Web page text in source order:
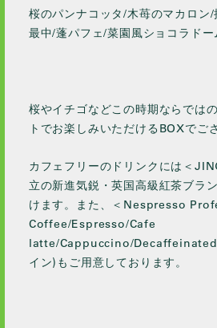
2021 / 8
2021 / 5
2021 / 4
2021 / 1
2020 / 12
2020 / 10
2020 / 9
桜のパンナコッタ/木苺のマカロン
最中/蓬パフェ/菜園風ショコラドー
桜やイチゴなどこの時期ならでは
トでお楽しみいただけるBOXでご
カフェフリーのドリンクには＜
立の新進気鋭・英国高級紅茶ブラ
けます。また、＜Nespresso
Coffee/Espresso/Cafe
latte/Cappuccino/Decaffeinated
イン)もご用意しております。